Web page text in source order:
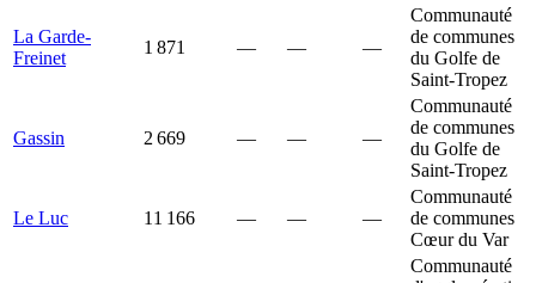
La Garde-
Freinet
1 871 — — —
Communauté
de communes
du Golfe de
Saint-Tropez
Gassin 2 669 — — —
Communauté
de communes
du Golfe de
Saint-Tropez
Le Luc 11 166 — — —
Communauté
de communes
Cœur du Var
Communauté